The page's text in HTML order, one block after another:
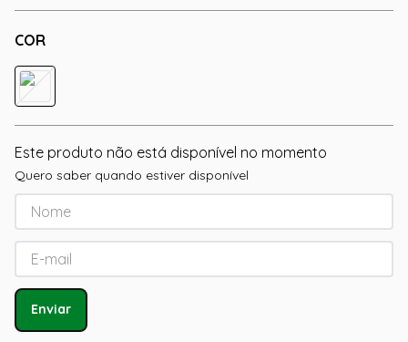
COR
Este produto não está disponível no momento
Quero saber quando estiver disponível
Enviar